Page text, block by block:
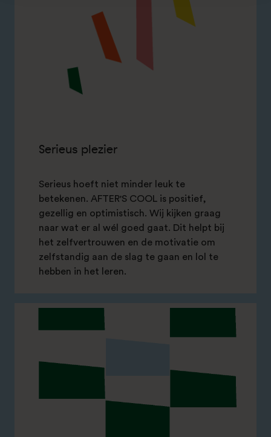
Serieus plezier
Serieus hoeft niet minder leuk te
betekenen. AFTER'S COOL is positief,
gezellig en optimistisch. Wij kijken graag
naar wat er al wél goed gaat. Dit helpt bij
het zelfvertrouwen en de motivatie om
zelfstandig aan de slag te gaan en lol te
hebben in het leren.